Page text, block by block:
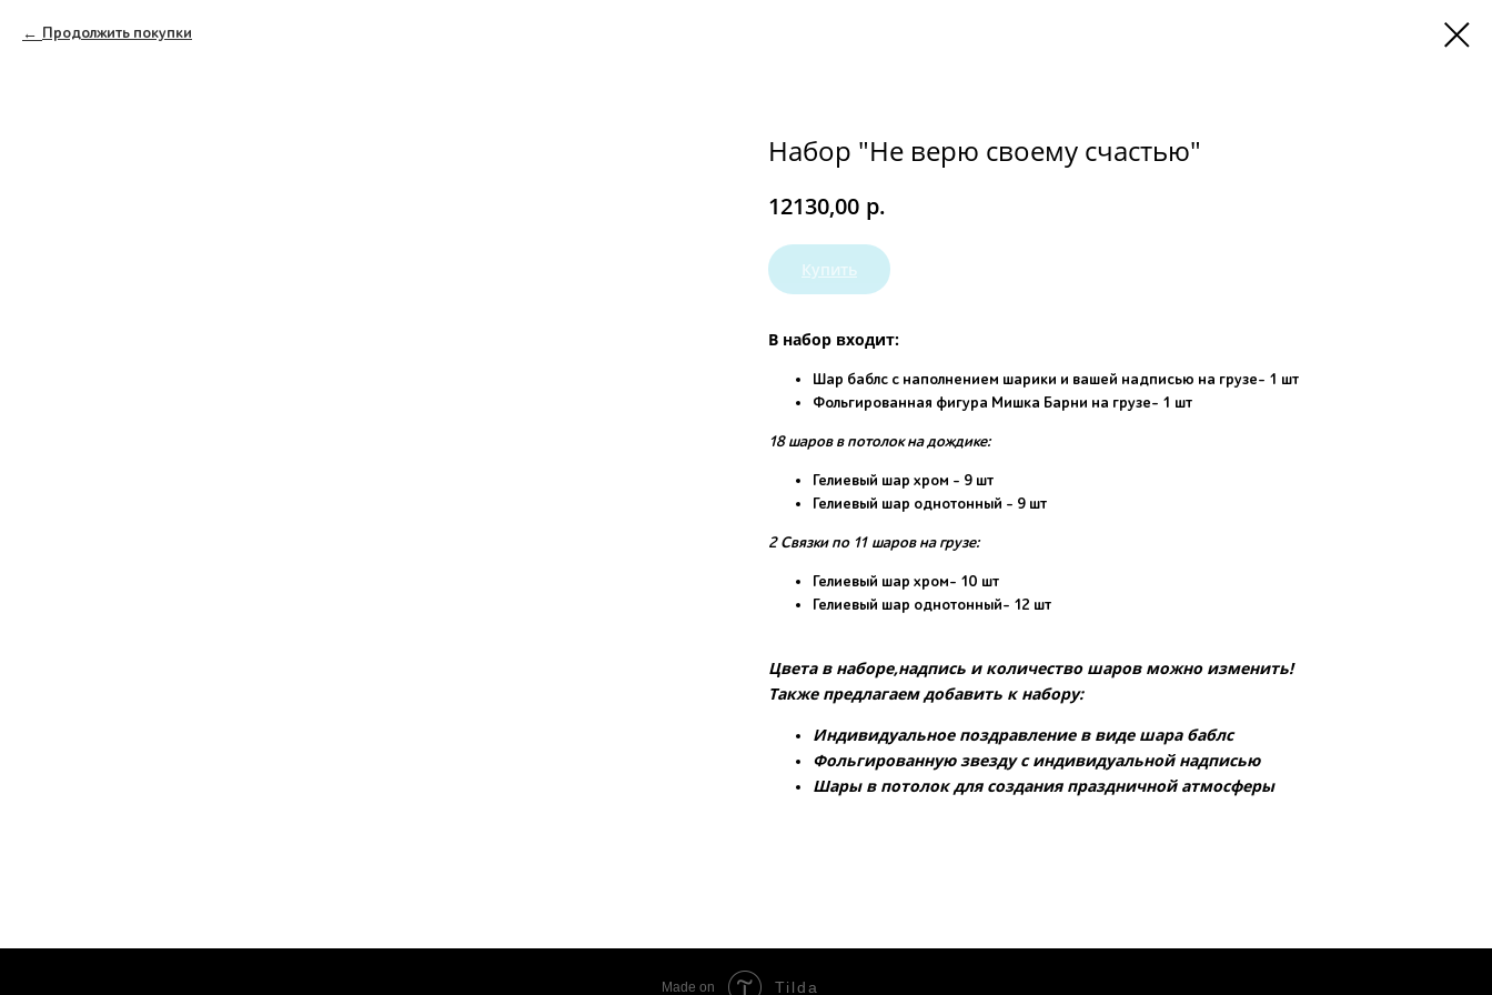
Продолжить покупки
Набор "Не верю своему счастью"
12130,00 р.
Купить
В набор входит:
Шар баблс с наполнением шарики и вашей надписью на грузе- 1 шт
Фольгированная фигура Мишка Барни на грузе- 1 шт
18 шаров в потолок на дождике:
Гелиевый шар хром - 9 шт
Гелиевый шар однотонный - 9 шт
2 Связки по 11 шаров на грузе:
Гелиевый шар хром- 10 шт
Гелиевый шар однотонный- 12 шт
Цвета в наборе,надпись и количество шаров можно изменить!
Также предлагаем добавить к набору:
Индивидуальное поздравление в виде шара баблс
Фольгированную звезду с индивидуальной надписью
Шары в потолок для создания праздничной атмосферы
Made on Tilda